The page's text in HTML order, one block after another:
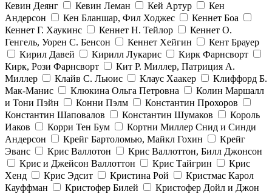
Кевин Деянг
Кевин Леман Кей Артур
Кен
Андерсон
Кен Бланшар, Фил Ходжес
Кеннет Боа
Кеннет Г. Хаукинс
Кеннет Н. Тейлор
Кеннет О.
Генгель, Уорен С. Бенсон
Кеннет Хейгин
Кент Брауер
Кирил Давей
Кирилл Лукарис
Кирк Фарнсворт
Кирк, Рози Фарнсворт
Кит Р. Миллер, Патриция А.
Миллер
Клайв С. Льюис Клаус Хаакер
Клиффорд Б.
Мак-Манис
Клюкина Ольга Петровна
Колин Маршалл
и Тони Пэйн
Конни Пэлм
Константин Прохоров
Константин Шаповалов
Константин Шумаков
Король
Иаков
Корри Тен Бум
Кортни Миллер Снид и Синди
Андерсон
Крейг Бартоломью, Майкл Гохин
Крейг
Эванс
Крис Валлотон
Крис Валлоттон, Билл Джонсон
Крис и Джейсон Валлоттон
Крис Тайгрин
Крис
Хенд
Крис Эдсит Кристина Рой
Кристмас Карол
Кауффман
Кристофер Билей
Кристофер Дойл и Джон